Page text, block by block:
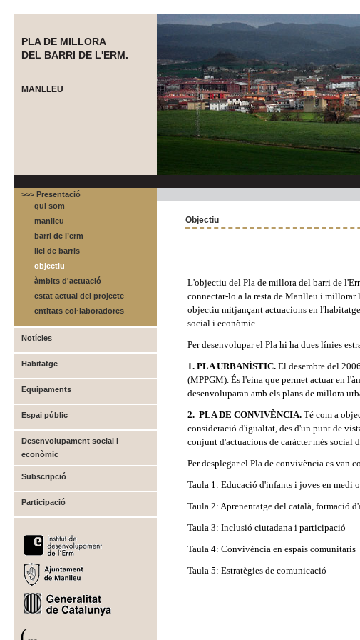
PLA DE MILLORA
DEL BARRI DE L'ERM.
MANLLEU
>>> Presentació
qui som
manlleu
barri de l’erm
llei de barris
objectiu
àmbits d'actuació
estat actual del projecte
entitats col·laboradores
Notícies
Habitatge
Equipaments
Espai públic
Desenvolupament social i
econòmic
Subscripció
Participació
Objectiu
L'objectiu del Pla de millora del barri de
connectar-lo a la resta de Manlleu i
objectiu mitjançant actuacions en
social i econòmic.
Per desenvolupar el Pla hi ha dues línies
1. PLA URBANÍSTIC. El desembre del
(MPPGM). És l'eina que permet actuar en
desenvoluparan amb els plans de millora
2. PLA DE CONVIVÈNCIA. Té com a
consideració d'igualtat, des d'un punt de
conjunt d'actuacions de caràcter més social
Per desplegar el Pla de convivència es van
Taula 1: Educació d'infants i joves en medi
Taula 2: Aprenentatge del català, formació
Taula 3: Inclusió ciutadana i participació
Taula 4: Convivència en espais comunitaris
Taula 5: Estratègies de comunicació